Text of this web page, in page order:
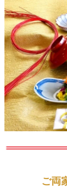
ご両